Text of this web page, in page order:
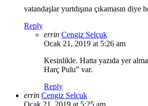
vatandaşlar yurtdışına çıkamasın diye
Reply
errin Cengiz Selçuk
Ocak 21, 2019 at 5:26 am
Kesinlikle. Hatta yazıda yer
Harç Pulu” var.
Reply
errin Cengiz Selçuk
Ocak 21, 2019 at 5:25 am